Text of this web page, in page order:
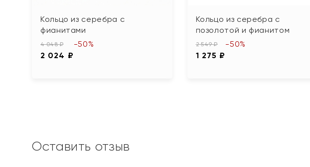
Кольцо из серебра с
фианитами
4 048 ₽
2 024 ₽
-50%
Кольцо из серебра с
позолотой и фианитом
2 549 ₽
1 275 ₽
-50%
Оставить отзыв